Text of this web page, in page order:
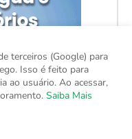
terceiros (Google) para
Isso é feito para
ao usuário. Ao acessar,
Saiba Mais